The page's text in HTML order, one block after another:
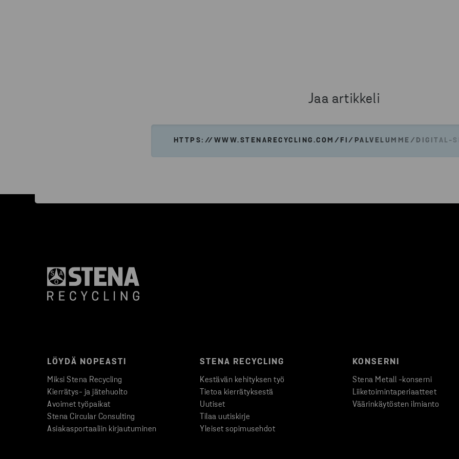
Jaa artikkeli
HTTPS://WWW.STENARECYCLING.COM/FI/PALVELUMME/DIGITAL-
LÖYDÄ NOPEASTI
Miksi Stena Recycling
Kierrätys- ja jätehuolto
Avoimet työpaikat
Stena Circular Consulting
Asiakasportaaliin kirjautuminen
STENA RECYCLING
Kestävän kehityksen työ
Tietoa kierrätyksestä
Uutiset
Tilaa uutiskirje
Yleiset sopimusehdot
KONSERNI
Stena Metall -konserni
Liiketoimintaperiaatteet
Väärinkäytösten ilmianto